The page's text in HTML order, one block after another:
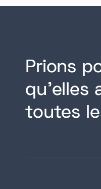
Prions
qu'elles
toutes